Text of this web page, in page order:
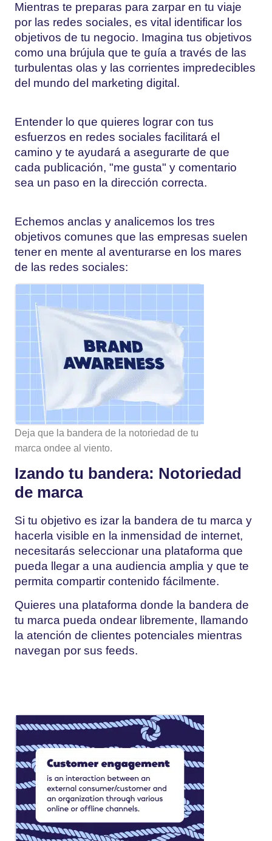
Mientras te preparas para zarpar en tu viaje
por las redes sociales, es vital identificar los
objetivos de tu negocio. Imagina tus objetivos
como una brújula que te guía a través de las
turbulentas olas y las corrientes impredecibles
del mundo del marketing digital.
Entender lo que quieres lograr con tus
esfuerzos en redes sociales facilitará el
camino y te ayudará a asegurarte de que
cada publicación, "me gusta" y comentario
sea un paso en la dirección correcta.
Echemos anclas y analicemos los tres
objetivos comunes que las empresas suelen
tener en mente al aventurarse en los mares
de las redes sociales:
Deja que la bandera de la notoriedad de tu
marca ondee al viento.
Izando tu bandera: Notoriedad
de marca
Si tu objetivo es izar la bandera de tu marca y
hacerla visible en la inmensidad de internet,
necesitarás seleccionar una plataforma que
pueda llegar a una audiencia amplia y que te
permita compartir contenido fácilmente.
Quieres una plataforma donde la bandera de
tu marca pueda ondear libremente, llamando
la atención de clientes potenciales mientras
navegan por sus feeds.